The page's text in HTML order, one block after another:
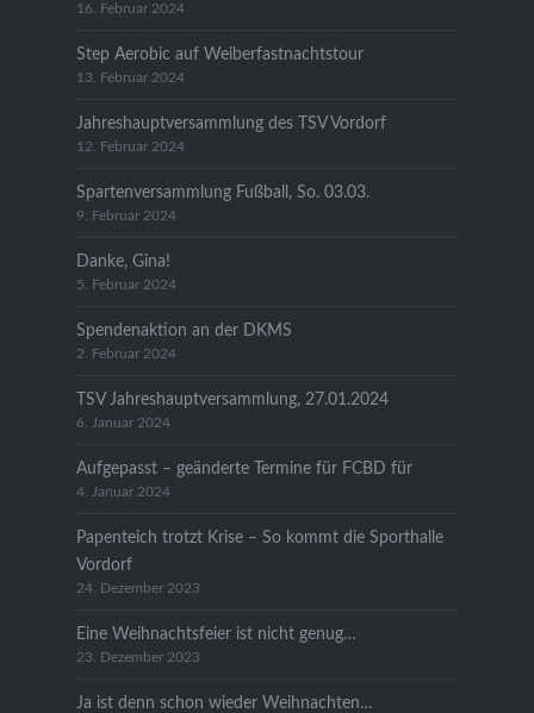
16. Februar 2024
Step Aerobic auf Weiberfastnachtstour
13. Februar 2024
Jahreshauptversammlung des TSV Vordorf
12. Februar 2024
Spartenversammlung Fußball, So. 03.03.
9. Februar 2024
Danke, Gina!
5. Februar 2024
Spendenaktion an der DKMS
2. Februar 2024
TSV Jahreshauptversammlung, 27.01.2024
6. Januar 2024
Aufgepasst – geänderte Termine für FCBD für
4. Januar 2024
Papenteich trotzt Krise – So kommt die Sporthalle
Vordorf
24. Dezember 2023
Eine Weihnachtsfeier ist nicht genug…
23. Dezember 2023
Ja ist denn schon wieder Weihnachten…